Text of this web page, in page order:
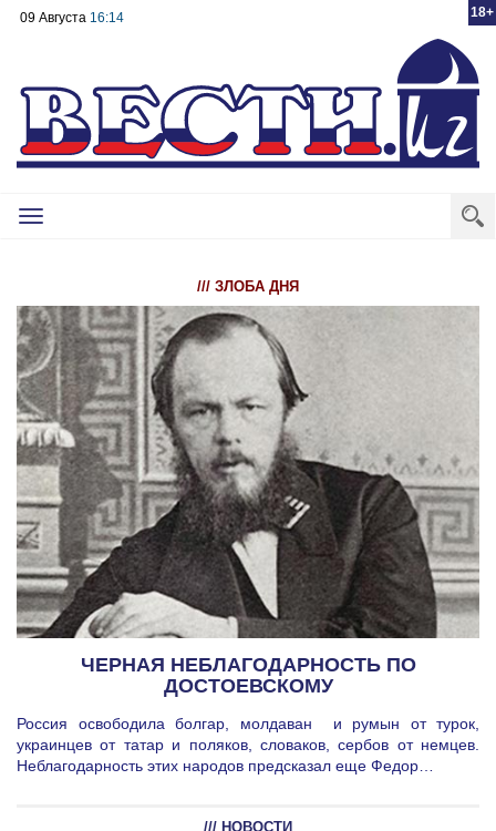
18+
09 Августа 16:14
Toggle
/// ЗЛОБА ДНЯ
ЧЕРНАЯ НЕБЛАГОДАРНОСТЬ ПО
ДОСТОЕВСКОМУ
Россия освободила болгар, молдаван и румын от турок,
украинцев от татар и поляков, словаков, сербов от немцев.
Неблагодарность этих народов предсказал еще Федор…
/// НОВОСТИ